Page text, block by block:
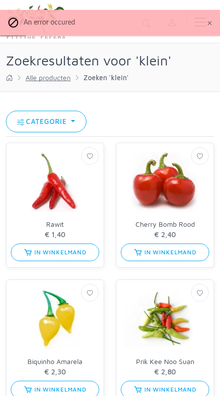
Zoekresultaten voor 'klein'
Alle producten Zoeken 'klein'
CATEGORIE
Rawit
IN WINKELMAND
Cherry Bomb Rood
IN WINKELMAND
Biquinho Amarela
IN WINKELMAND
Prik Kee Noo Suan
IN WINKELMAND
An error occured